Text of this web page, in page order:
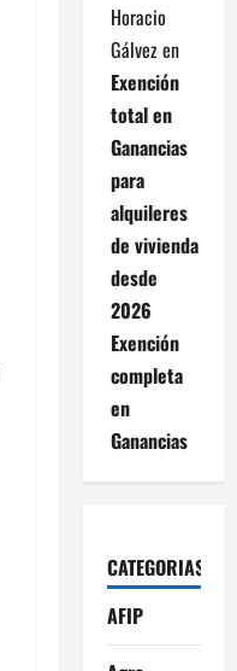
Horacio
Gálvezen
Exención
total en
Ganancias
para
alquileres
de vivienda
desde
2026
Exención
completa
en
Ganancias
CATEGORIAS
AFIP